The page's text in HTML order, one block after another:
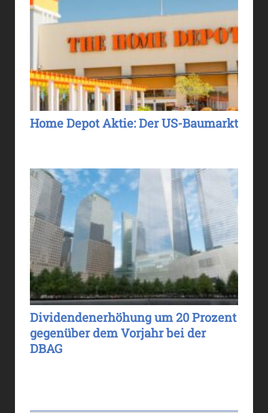
Home Depot Aktie: Der US-Baumarkt
Dividendenerhöhung um 20 Prozent
gegenüber dem Vorjahr bei der
DBAG